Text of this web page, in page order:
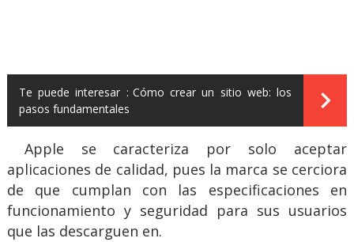
Te puede interesar : Cómo crear un sitio web: los
pasos fundamentales
Apple se caracteriza por solo aceptar
aplicaciones de calidad, pues la marca se cerciora
de que cumplan con las especificaciones en
funcionamiento y seguridad para sus usuarios
que las descarguen en.